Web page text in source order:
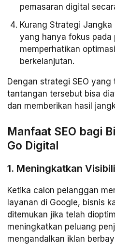
pemasaran digital
Kurang Strategi Jangka
yang hanya fokus pada
memperhatikan
berkelanjutan.
Dengan strategi SEO
tantangan tersebut bisa
dan memberikan hasil
Manfaat SEO bagi
Go Digital
1. Meningkatkan
Ketika calon pelanggan
layanan di Google, bisnis
ditemukan jika telah
meningkatkan peluang
mengandalkan iklan